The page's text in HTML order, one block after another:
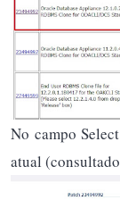
No campo
atual